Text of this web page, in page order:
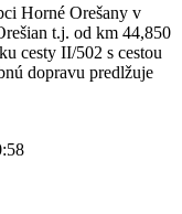
Horné Orešany v
t.j. od km 44,850
cesty II/502 s cestou
dopravu predlžuje